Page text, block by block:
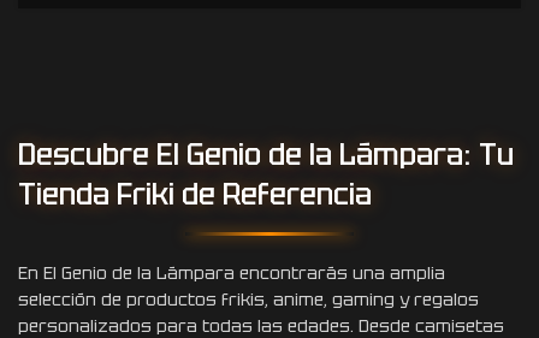
Descubre El Genio de la Lámpara: Tu
Tienda Friki de Referencia
En El Genio de la Lámpara encontrarás una amplia
selección de productos frikis, anime, gaming y regalos
personalizados para todas las edades. Desde camisetas